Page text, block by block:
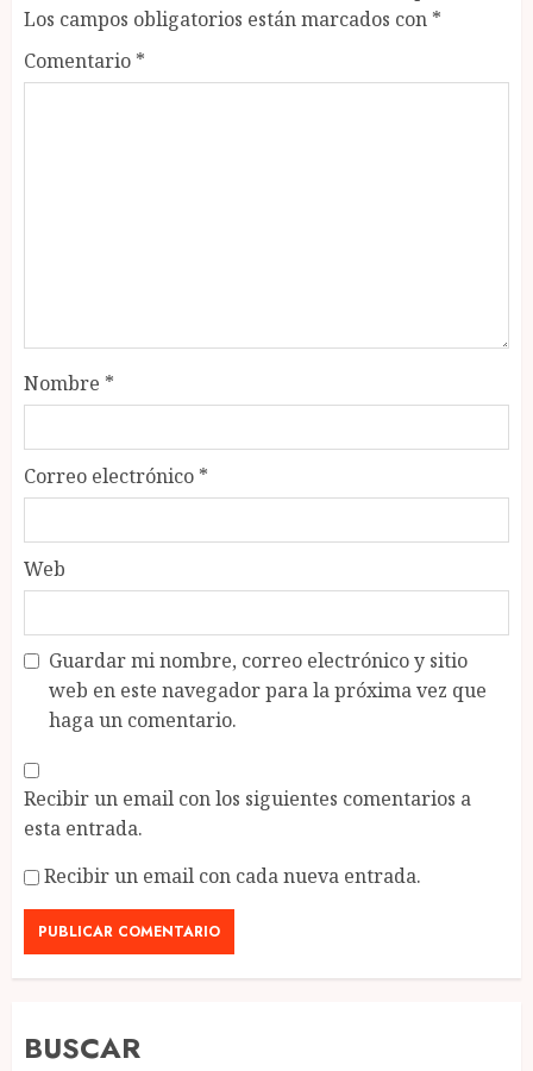
Los campos obligatorios están marcados con *
Comentario *
Nombre *
Correo electrónico *
Web
Guardar mi nombre, correo electrónico y sitio
web en este navegador para la próxima vez que
haga un comentario.
Recibir un email con los siguientes comentarios a
esta entrada.
Recibir un email con cada nueva entrada.
BUSCAR